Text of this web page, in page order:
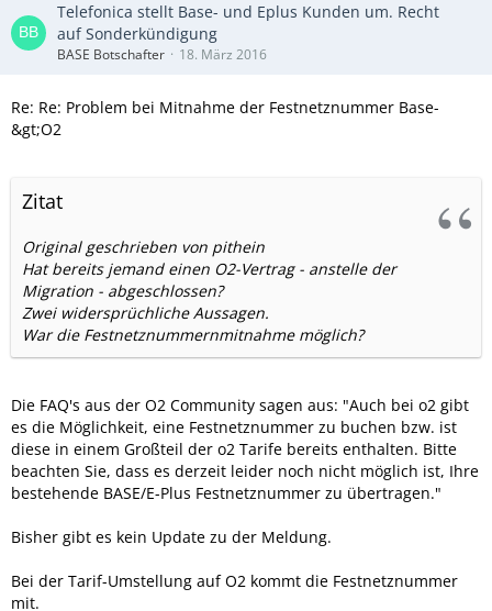
Telefonica stellt Base- und Eplus Kunden um. Recht
auf Sonderkündigung
BASE Botschafter 18. März 2016
Re: Re: Problem bei Mitnahme der Festnetznummer Base-
&gt;O2
Zitat
Original geschrieben von pithein
Hat bereits jemand einen O2-Vertrag - anstelle der
Migration - abgeschlossen?
Zwei widersprüchliche Aussagen.
War die Festnetznummernmitnahme möglich?
Die FAQ's aus der O2 Community sagen aus: "Auch bei o2 gibt
es die Möglichkeit, eine Festnetznummer zu buchen bzw. ist
diese in einem Großteil der o2 Tarife bereits enthalten. Bitte
beachten Sie, dass es derzeit leider noch nicht möglich ist, Ihre
bestehende BASE/E-Plus Festnetznummer zu übertragen."
Bisher gibt es kein Update zu der Meldung.
Bei der Tarif-Umstellung auf O2 kommt die Festnetznummer
mit.